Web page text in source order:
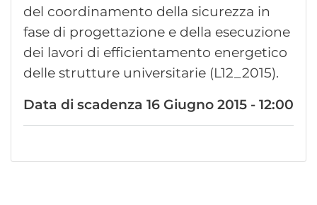
del coordinamento della sicurezza in
fase di progettazione e della esecuzione
dei lavori di efficientamento energetico
delle strutture universitarie (L12_2015).
Data di scadenza 16 Giugno 2015 - 12:00